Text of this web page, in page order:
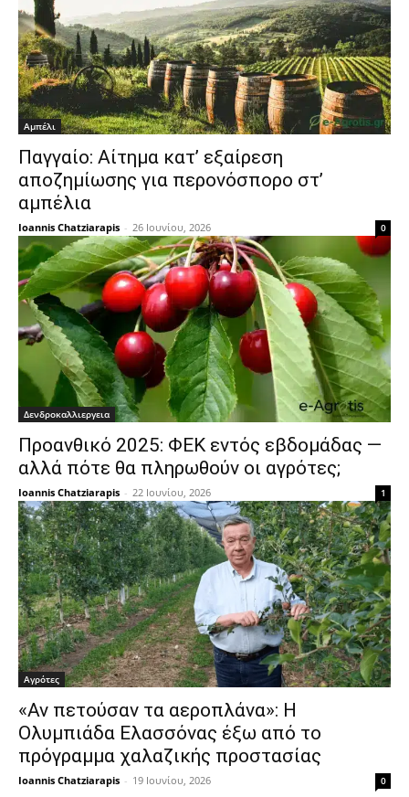
Αμπέλι
Παγγαίο: Αίτημα κατ’ εξαίρεση
αποζημίωσης για περονόσπορο στ’
αμπέλια
Ioannis Chatziarapis - 26 Ιουνίου, 2026 0
Δενδροκαλλιεργεια
Προανθικό 2025: ΦΕΚ εντός εβδομάδας —
αλλά πότε θα πληρωθούν οι αγρότες;
Ioannis Chatziarapis - 22 Ιουνίου, 2026 1
Αγρότες
«Αν πετούσαν τα αεροπλάνα»: Η
Ολυμπιάδα Ελασσόνας έξω από το
πρόγραμμα χαλαζικής προστασίας
Ioannis Chatziarapis - 19 Ιουνίου, 2026 0